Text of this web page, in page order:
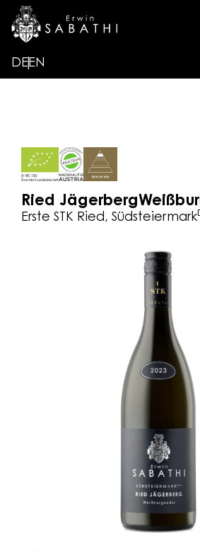
DEEN
Ried Jägerberg
Erste STK Ried, Südsteiermark